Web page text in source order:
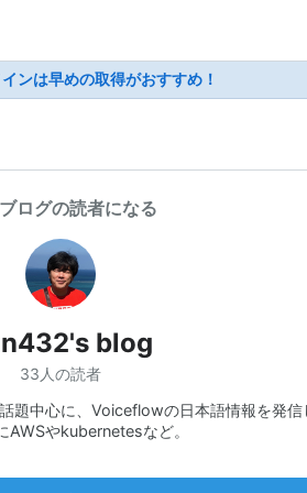
ンは早めの取得がおすすめ！
ログの読者になる
blog
33人の読者
題中心に、Voiceflowの日本語情報を発信
AWSやkubernetesなど。